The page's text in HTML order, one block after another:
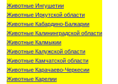
Животные Ингушетии
Животные Иркутской области
Животные Кабардино-Балкарии
Животные Калининградской области
Животные Калмыкии
Животные Калужской области
Животные Камчатской области
Животные Карачаево-Черкесии
Животные Карелии